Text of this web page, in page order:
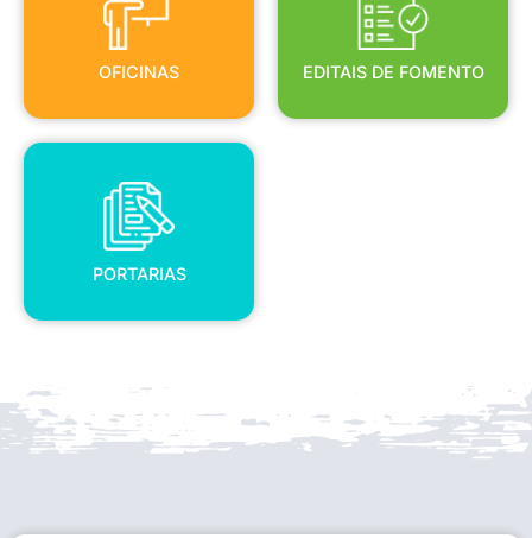
OFICINAS EDITAIS DE FOMENTO
PORTARIAS
PORTARIAS